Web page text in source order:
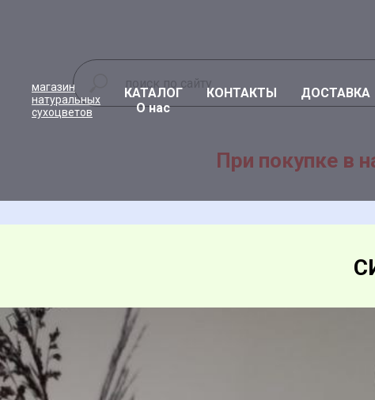
магазин
натуральных
сухоцветов
КАТАЛОГ КОНТАКТЫ ДОСТАВКА
О нас
При покупке в